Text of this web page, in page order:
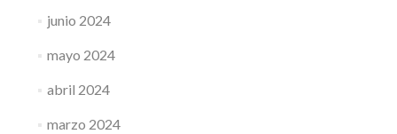
junio 2024
mayo 2024
abril 2024
marzo 2024